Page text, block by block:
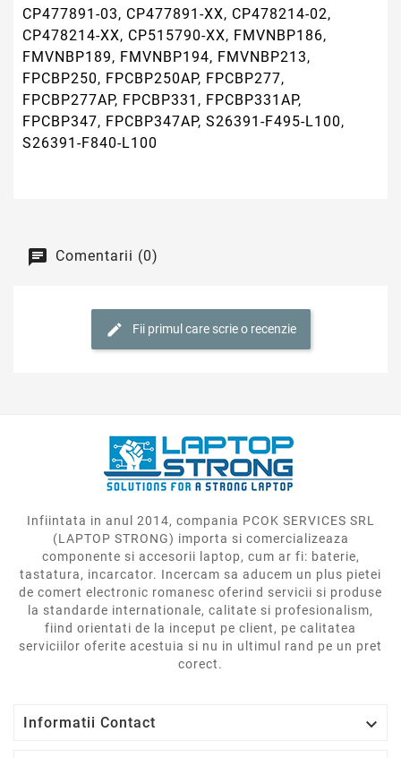
CP477891-03, CP477891-XX, CP478214-02,
CP478214-XX, CP515790-XX, FMVNBP186,
FMVNBP189, FMVNBP194, FMVNBP213,
FPCBP250, FPCBP250AP, FPCBP277,
FPCBP277AP, FPCBP331, FPCBP331AP,
FPCBP347, FPCBP347AP, S26391-F495-L100,
S26391-F840-L100
Comentarii (0)
Fii primul care scrie o recenzie
Infiintata in anul 2014, compania PCOK SERVICES SRL
(LAPTOP STRONG) importa si comercializeaza
componente si accesorii laptop, cum ar fi: baterie,
tastatura, incarcator. Incercam sa aducem un plus pietei
de comert electronic romanesc oferind servicii si produse
la standarde internationale, calitate si profesionalism,
fiind orientati de la inceput pe client, pe calitatea
serviciilor oferite acestuia si nu in ultimul rand pe un pret
corect.
Informatii Contact 